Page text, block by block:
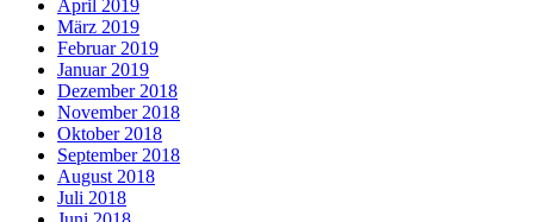
April 2019
März 2019
Februar 2019
Januar 2019
Dezember 2018
November 2018
Oktober 2018
September 2018
August 2018
Juli 2018